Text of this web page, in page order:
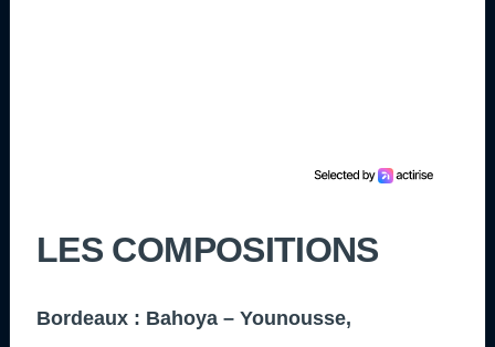
LES COMPOSITIONS
Bordeaux : Bahoya – Younousse,